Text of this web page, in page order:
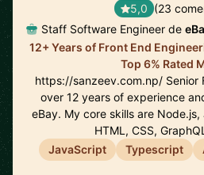
5,0 (23
Staff Software Engineer de
12+ Years of Front End
Top 6% Rated
https://sanzeev.com.np/ Senior
over 12 years of experience
eBay. My core skills are
HTML, CSS,
JavaScript
Typescript